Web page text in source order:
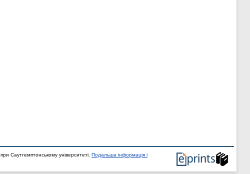
при Саутгемптонському університеті. Подальша інформація і